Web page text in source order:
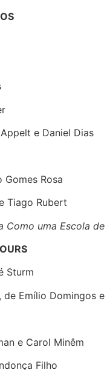
e Daniel Dias
Gomes Rosa
Tiago Rubert
Como uma Escola de
Sturm
, de Emílio Domingos e
e Carol Minêm
Filho